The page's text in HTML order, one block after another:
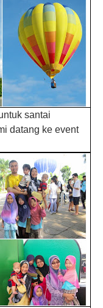
santai
datang ke event